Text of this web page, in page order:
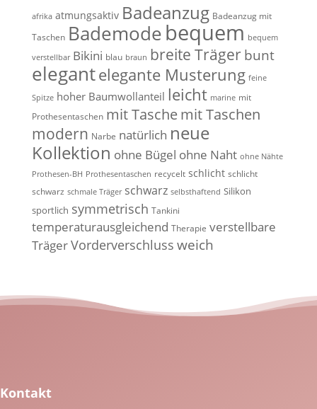
afrika atmungsaktiv Badeanzug Badeanzug mit
Taschen Bademodebequem bequem
verstellbar Bikini blau braun breite Träger bunt
elegantelegante Musterung feine
Spitze hoher Baumwollanteil leicht marine mit
Prothesentaschen mit Taschemit Taschen
modern Narbe natürlich neue
Kollektion ohne Bügel ohne Naht ohne Nähte
Prothesen-BH Prothesentaschen recycelt schlicht schlicht
schwarz schmale Träger schwarz selbsthaftend Silikon
sportlich symmetrisch Tankini
temperaturausgleichend Therapie verstellbare
TrägerVorderverschluss weich
Kontakt